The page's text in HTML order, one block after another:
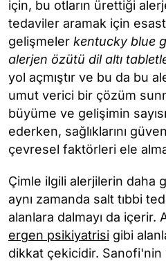
için, bu otların ürettiği
tedaviler aramak için
gelişmeler kentucky blue
alerjen özütü dil altı
yol açmıştır ve bu da bu
umut verici bir çözüm
büyüme ve gelişimin
ederken, sağlıklarını
çevresel faktörleri ele
Çimle ilgili alerjilerin daha
aynı zamanda salt tıbbi
alanlara dalmayı da içerir.
ergen psikiyatrisi gibi
dikkat çekicidir.